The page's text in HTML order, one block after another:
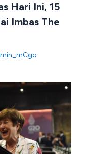
Hari Ini, 15
Imbas The